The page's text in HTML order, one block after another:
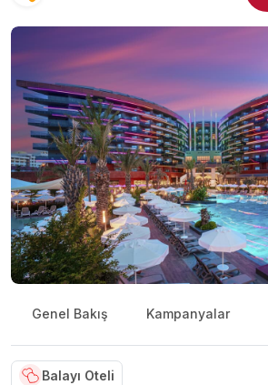
Yurt Dışı Turlar
Genel Bakış Kampanyalar
Balayı Oteli